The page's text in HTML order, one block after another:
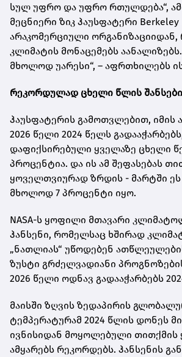
სულ უფრო და უფრო რთულდება“,
მეცნიერი ზიკ ჰაუსფატერი Berkeley
არაკომერციული
კლიმატის მონაცემებს აანალიზებს.
მხოლოდ უარესი“, – აფრთხილებს
რეკორდულად ცხელი წლის
ჰაუსფატერის გამოთვლებით, იმის
2026 წელი 2024 წელს
დაფიქსირებული ყველაზე ცხელი
პროცენტია. და ის ამ შეფასებას
ყოველთვიურად ზრდის - მარტში ეს
მხოლოდ 7 პროცენტი იყო.
NASA-ს ყოფილი მთავარი
ჰანსენი, რომელსაც ხშირად
„ნათლიას“ უწოდებენ
ზუსტი გრძელვადიანი
2026 წელი ოდნავ გადააჭარბებს
მაისში ზღვის ზედაპირის
ტემპერატურამ 2024 წლის დონეს
ივნისიდან მოყოლებული
ამყარებს რეკორდებს. ჰანსენის